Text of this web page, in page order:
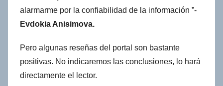
alarmarme por la confiabilidad de la información ”-
Evdokia Anisimova.
Pero algunas reseñas del portal son bastante
positivas. No indicaremos las conclusiones, lo hará
directamente el lector.